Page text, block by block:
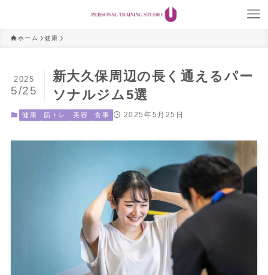
ホーム 健康
新大久保周辺の長く通えるパー
ソナルジム5選
2025
5/25
健康 筋トレ 美容 食事 2025年5月25日